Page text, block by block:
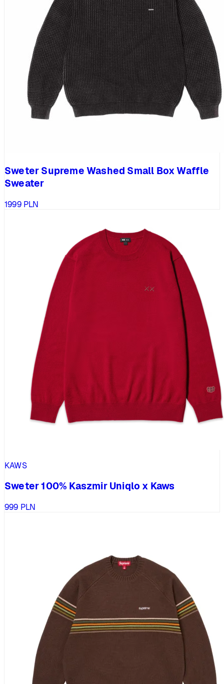
Sweter Supreme Washed Small Box Waffle
Sweater
1999 PLN
KAWS
Sweter 100% Kaszmir Uniqlo x Kaws
999 PLN